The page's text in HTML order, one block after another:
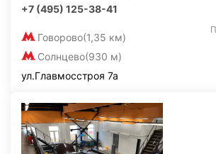
+7 (495) 125-38-41
Говорово(1,35 км)
Солнцево(930 м)
ул.Главмосстроя 7а